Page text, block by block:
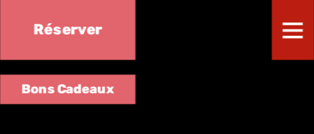
Réserver
Bons Cadeaux